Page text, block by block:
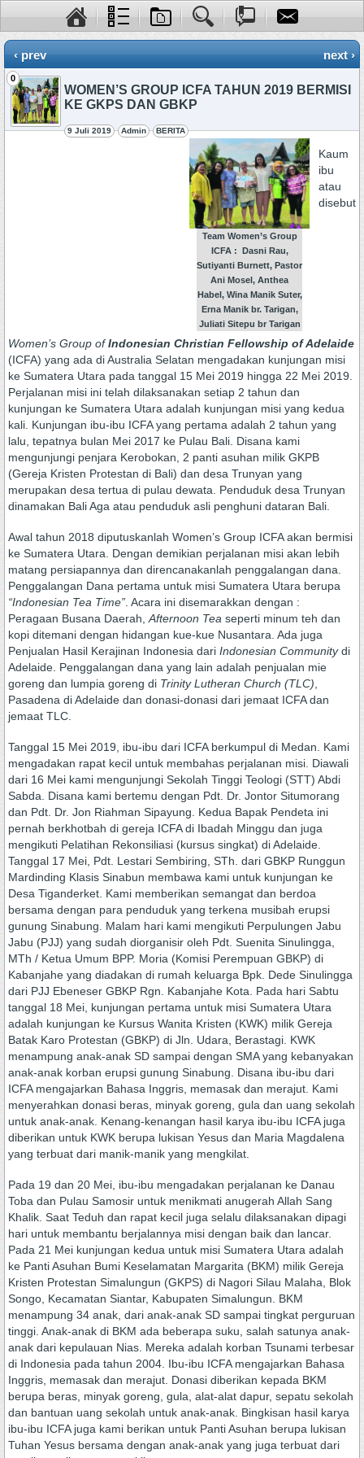
‹ prev next ›
0
WOMEN’S GROUP ICFA TAHUN 2019 BERMISI
KE GKPS DAN GBKP
9 Juli 2019 Admin BERITA
Team Women’s Group
ICFA: Dasni Rau,
Sutiyanti Burnett, Pastor
Ani Mosel, Anthea
Habel, Wina Manik Suter,
Erna Manik br. Tarigan,
Juliati Sitepu br Tarigan
Kaum
ibu
atau
disebut
Women’s Group of Indonesian Christian Fellowship of Adelaide
(ICFA) yang ada di Australia Selatan mengadakan kunjungan misi
ke Sumatera Utara pada tanggal 15 Mei 2019 hingga 22 Mei 2019.
Perjalanan misi ini telah dilaksanakan setiap 2 tahun dan
kunjungan ke Sumatera Utara adalah kunjungan misi yang kedua
kali. Kunjungan ibu-ibu ICFA yang pertama adalah 2 tahun yang
lalu, tepatnya bulan Mei 2017 ke Pulau Bali. Disana kami
mengunjungi penjara Kerobokan, 2 panti asuhan milik GKPB
(Gereja Kristen Protestan di Bali) dan desa Trunyan yang
merupakan desa tertua di pulau dewata. Penduduk desa Trunyan
dinamakan Bali Aga atau penduduk asli penghuni dataran Bali.
Awal tahun 2018 diputuskanlah Women’s Group ICFA akan bermisi
ke Sumatera Utara. Dengan demikian perjalanan misi akan lebih
matang persiapannya dan direncanakanlah penggalangan dana.
Penggalangan Dana pertama untuk misi Sumatera Utara berupa
“Indonesian Tea Time” . Acara ini disemarakkan dengan :
Peragaan Busana Daerah, Afternoon Tea seperti minum teh dan
kopi ditemani dengan hidangan kue-kue Nusantara. Ada juga
Penjualan Hasil Kerajinan Indonesia dari Indonesian Communitydi
Adelaide. Penggalangan dana yang lain adalah penjualan mie
goreng dan lumpia goreng di Trinity Lutheran Church (TLC)
Pasadena di Adelaide dan donasi-donasi dari jemaat ICFA dan
jemaat TLC.
Tanggal 15 Mei 2019, ibu-ibu dari ICFA berkumpul di Medan. Kami
mengadakan rapat kecil untuk membahas perjalanan misi. Diawali
dari 16 Mei kami mengunjungi Sekolah Tinggi Teologi (STT) Abdi
Sabda. Disana kami bertemu dengan Pdt. Dr. Jontor Situmorang
dan Pdt. Dr. Jon Riahman Sipayung. Kedua Bapak Pendeta ini
pernah berkhotbah di gereja ICFA di Ibadah Minggu dan juga
mengikuti Pelatihan Rekonsiliasi (kursus singkat) di Adelaide.
Tanggal 17 Mei, Pdt. Lestari Sembiring, STh. dari GBKP Runggun
Mardinding Klasis Sinabun membawa kami untuk kunjungan ke
Desa Tiganderket. Kami memberikan semangat dan berdoa
bersama dengan para penduduk yang terkena musibah erupsi
gunung Sinabung. Malam hari kami mengikuti Perpulungen Jabu
Jabu (PJJ) yang sudah diorganisir oleh Pdt. Suenita Sinulingga,
MTh / Ketua Umum BPP. Moria (Komisi Perempuan GBKP) di
Kabanjahe yang diadakan di rumah keluarga Bpk. Dede Sinulingga
dari PJJ Ebeneser GBKP Rgn. Kabanjahe Kota. Pada hari Sabtu
tanggal 18 Mei, kunjungan pertama untuk misi Sumatera Utara
adalah kunjungan ke Kursus Wanita Kristen (KWK) milik Gereja
Batak Karo Protestan (GBKP) di Jln. Udara, Berastagi. KWK
menampung anak-anak SD sampai dengan SMA yang kebanyakan
anak-anak korban erupsi gunung Sinabung. Disana ibu-ibu dari
ICFA mengajarkan Bahasa Inggris, memasak dan merajut. Kami
menyerahkan donasi beras, minyak goreng, gula dan uang sekolah
untuk anak-anak. Kenang-kenangan hasil karya ibu-ibu ICFA juga
diberikan untuk KWK berupa lukisan Yesus dan Maria Magdalena
yang terbuat dari manik-manik yang mengkilat.
Pada 19 dan 20 Mei, ibu-ibu mengadakan perjalanan ke Danau
Toba dan Pulau Samosir untuk menikmati anugerah Allah Sang
Khalik. Saat Teduh dan rapat kecil juga selalu dilaksanakan dipagi
hari untuk membantu berjalannya misi dengan baik dan lancar.
Pada 21 Mei kunjungan kedua untuk misi Sumatera Utara adalah
ke Panti Asuhan Bumi Keselamatan Margarita (BKM) milik Gereja
Kristen Protestan Simalungun (GKPS) di Nagori Silau Malaha, Blok
Songo, Kecamatan Siantar, Kabupaten Simalungun. BKM
menampung 34 anak, dari anak-anak SD sampai tingkat perguruan
tinggi. Anak-anak di BKM ada beberapa suku, salah satunya anak-
anak dari kepulauan Nias. Mereka adalah korban Tsunami terbesar
di Indonesia pada tahun 2004. Ibu-ibu ICFA mengajarkan Bahasa
Inggris, memasak dan merajut. Donasi diberikan kepada BKM
berupa beras, minyak goreng, gula, alat-alat dapur, sepatu sekolah
dan bantuan uang sekolah untuk anak-anak. Bingkisan hasil karya
ibu-ibu ICFA juga kami berikan untuk Panti Asuhan berupa lukisan
Tuhan Yesus bersama dengan anak-anak yang juga terbuat dari